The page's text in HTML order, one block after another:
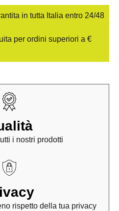
in tutta Italia entro 24/48
per ordini superiori a €
i nostri prodotti
rispetto della tua privacy